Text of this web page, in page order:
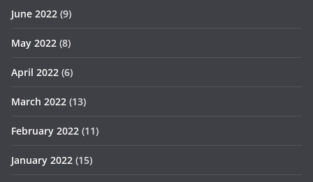
June 2022 (9)
May 2022 (8)
April 2022 (6)
March 2022 (13)
February 2022 (11)
January 2022 (15)